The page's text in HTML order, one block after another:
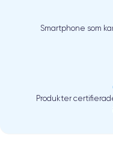
Smartphone som
Produkter